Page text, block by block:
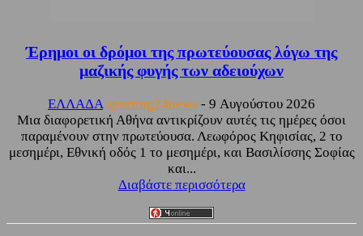
Έρημοι οι δρόμοι της πρωτεύουσας λόγω της
μαζικής φυγής των αδειούχων
ΕΛΛΑΔΑ sporting24news - 9 Αυγούστου 2026
Μια διαφορετική Αθήνα αντικρίζουν αυτές τις ημέρες όσοι
παραμένουν στην πρωτεύουσα. Λεωφόρος Κηφισίας, 2 το
μεσημέρι, Εθνική οδός 1 το μεσημέρι, και Βασιλίσσης Σοφίας
και...
Διαβάστε περισσότερα